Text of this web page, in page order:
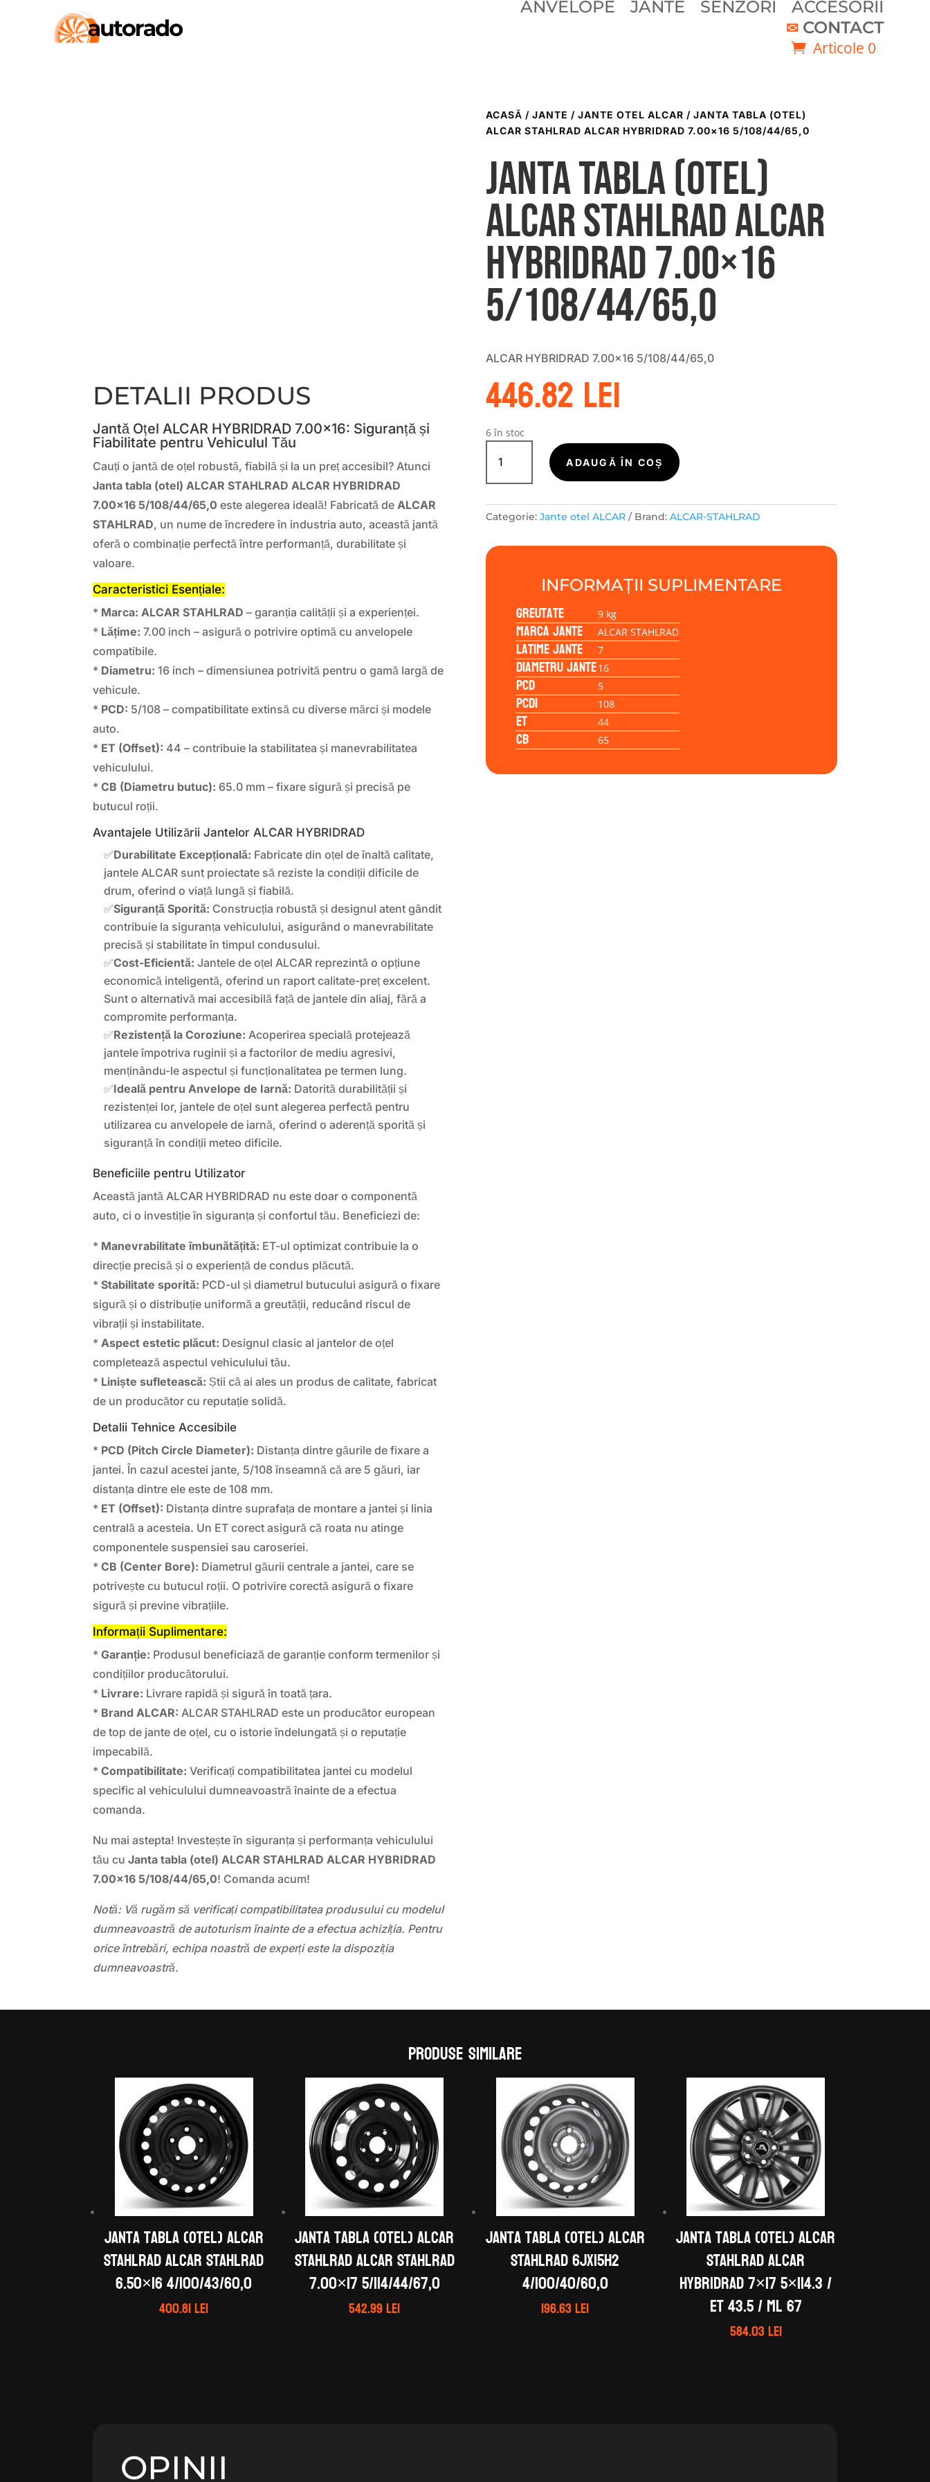
ANVELOPE JANTE SENZORI
ACCESORII
CONTACT
Articole 0
DETALII PRODUS
Jantă Oțel ALCAR HYBRIDRAD 7.00×16: Siguranță și
Fiabilitate pentru Vehiculul Tău
Cauți o jantă de oțel robustă, fiabilă și la un preț accesibil? Atunci
Janta tabla (otel) ALCAR STAHLRAD ALCAR HYBRIDRAD
7.00×16 5/108/44/65,0 este alegerea ideală! Fabricată deALCAR
STAHLRAD, un nume de încredere în industria auto, această jantă
oferă o combinație perfectă între performanță, durabilitate și
valoare.
Caracteristici Esențiale:
* Marca: ALCAR STAHLRAD – garanția calității și a experienței.
* Lățime: 7.00 inch – asigură o potrivire optimă cu anvelopele
compatibile.
* Diametru: 16 inch – dimensiunea potrivită pentru o gamă largă de
vehicule.
* PCD: 5/108 – compatibilitate extinsă cu diverse mărci și modele
auto.
* ET (Offset): 44 – contribuie la stabilitatea și manevrabilitatea
vehiculului.
*CB (Diametru butuc): 65.0 mm – fixare sigură și precisă pe
butucul roții.
Avantajele Utilizării Jantelor ALCAR HYBRIDRAD
✅Durabilitate Excepțională: Fabricate din oțel de înaltă calitate,
jantele ALCAR sunt proiectate să reziste la condiții dificile de
drum, oferind o viață lungă și fiabilă.
✅Siguranță Sporită: Construcția robustă și designul atent gândit
contribuie la siguranța vehiculului, asigurând o manevrabilitate
precisă și stabilitate în timpul condusului.
✅Cost-Eficientă: Jantele de oțel ALCAR reprezintă o opțiune
economică inteligentă, oferind un raport calitate-preț excelent.
Sunt o alternativă mai accesibilă față de jantele din aliaj, fără a
compromite performanța.
✅Rezistență la Coroziune: Acoperirea specială protejează
jantele împotriva ruginii și a factorilor de mediu agresivi,
menținându-le aspectul și funcționalitatea pe termen lung.
✅Ideală pentru Anvelope de Iarnă: Datorită durabilității și
rezistenței lor, jantele de oțel sunt alegerea perfectă pentru
utilizarea cu anvelopele de iarnă, oferind o aderență sporită și
siguranță în condiții meteo dificile.
Beneficiile pentru Utilizator
Această jantă ALCAR HYBRIDRAD nu este doar o componentă
auto, ci o investiție în siguranța și confortul tău. Beneficiezi de:
* Manevrabilitate îmbunătățită: ET-ul optimizat contribuie la o
direcție precisă și o experiență de condus plăcută.
*Stabilitate sporită: PCD-ul și diametrul butucului asigură o fixare
sigură și o distribuție uniformă a greutății, reducând riscul de
vibrații și instabilitate.
*Aspect estetic plăcut: Designul clasic al jantelor de oțel
completează aspectul vehiculului tău.
* Liniște sufletească: Știi că ai ales un produs de calitate, fabricat
de un producător cu reputație solidă.
Detalii Tehnice Accesibile
* PCD (Pitch Circle Diameter): Distanța dintre găurile de fixare a
jantei. În cazul acestei jante, 5/108 înseamnă că are 5 găuri, iar
distanța dintre ele este de 108 mm.
* ET (Offset): Distanța dintre suprafața de montare a jantei și linia
centrală a acesteia. Un ET corect asigură că roata nu atinge
componentele suspensiei sau caroseriei.
*CB (Center Bore): Diametrul găurii centrale a jantei, care se
potrivește cu butucul roții. O potrivire corectă asigură o fixare
sigură și previne vibrațiile.
Informații Suplimentare:
*Garanție: Produsul beneficiază de garanție conform termenilor și
condițiilor producătorului.
* Livrare: Livrare rapidă și sigură în toată țara.
* Brand ALCAR: ALCAR STAHLRAD este un producător european
de top de jante de oțel, cu o istorie îndelungată și o reputație
impecabilă.
*Compatibilitate: Verificați compatibilitatea jantei cu modelul
specific al vehiculului dumneavoastră înainte de a efectua
comanda.
Nu mai astepta! Investește în siguranța și performanța vehiculului
tău cuJanta tabla (otel) ALCAR STAHLRAD ALCAR HYBRIDRAD
7.00×16 5/108/44/65,0! Comanda acum!
Notă: Vă rugăm să verificați compatibilitatea produsului cu modelul
dumneavoastră de autoturism înainte de a efectua achiziția. Pentru
orice întrebări, echipa noastră de experți este la dispoziția
dumneavoastră.
ACASĂ / JANTE / JANTE OTEL ALCAR / JANTA TABLA (OTEL)
ALCAR STAHLRAD ALCAR HYBRIDRAD 7.00×16 5/108/44/65,0
Janta tabla (otel)
ALCAR STAHLRAD ALCAR
HYBRIDRAD 7.00×16
5/108/44/65,0
ALCAR HYBRIDRAD 7.00×16 5/108/44/65,0
446.82lei
6 în stoc
Cantitate
Janta
tabla
ALCAR
STAHLRAD
ALCAR
HYBRIDRAD
5/108/44/65,0
ADAUGĂ ÎN COȘ
Categorie: Jante otel ALCAR Brand: ALCAR-STAHLRAD
INFORMAȚII SUPLIMENTARE
Greutate 9 kg
Marca jante ALCAR STAHLRAD
Latime jante 7
Diametru jante16
PCD 5
PCD1 108
ET 44
CB 65
Produse similare
Janta tabla (otel) ALCAR
STAHLRAD ALCAR STAHLRAD
6.50×16 4/100/43/60,0
400.81lei
Janta tabla (otel) ALCAR
STAHLRAD ALCAR STAHLRAD
7.00×17 5/114/44/67,0
542.99lei
Janta tabla (otel) ALCAR
STAHLRAD 6Jx15H2
4/100/40/60,0
196.63lei
Janta tabla (otel) ALCAR
STAHLRAD ALCAR
HYBRIDRAD 7×17 5×114.3 /
ET 43.5 / ML 67
584.03lei
OPINII